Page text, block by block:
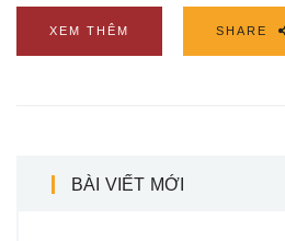
XEM THÊM SHARE
BÀI VIẾT MỚI